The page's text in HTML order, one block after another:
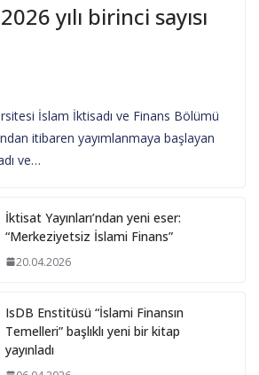
yılı birinci sayısı
İslam İktisadı ve Finans Bölümü
itibaren yayımlanmaya başlayan
ve…
İktisat Yayınları’ndan yeni eser:
“Merkeziyetsiz İslami Finans”
20.04.2026
IsDB Enstitüsü “İslami Finansın
Temelleri” başlıklı yeni bir kitap
yayınladı